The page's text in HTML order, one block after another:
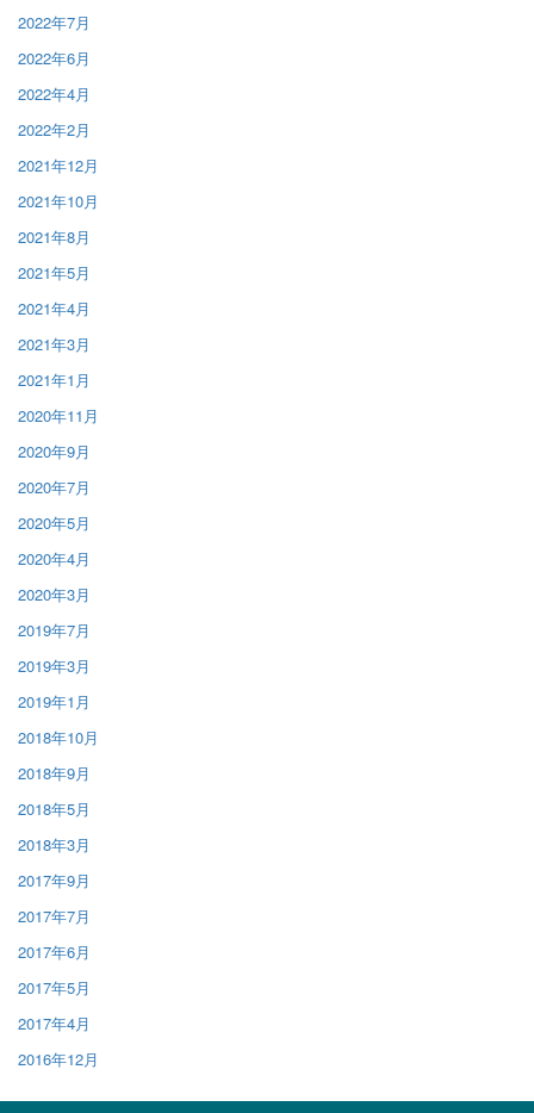
2022年7月
2022年6月
2022年4月
2022年2月
2021年12月
2021年10月
2021年8月
2021年5月
2021年4月
2021年3月
2021年1月
2020年11月
2020年9月
2020年7月
2020年5月
2020年4月
2020年3月
2019年7月
2019年3月
2019年1月
2018年10月
2018年9月
2018年5月
2018年3月
2017年9月
2017年7月
2017年6月
2017年5月
2017年4月
2016年12月